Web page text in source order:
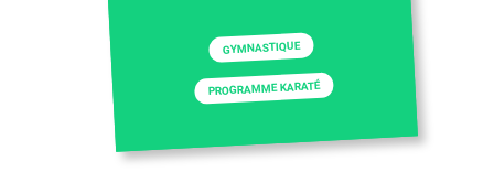
GYMNASTIQUE
PROGRAMME KARATÉ